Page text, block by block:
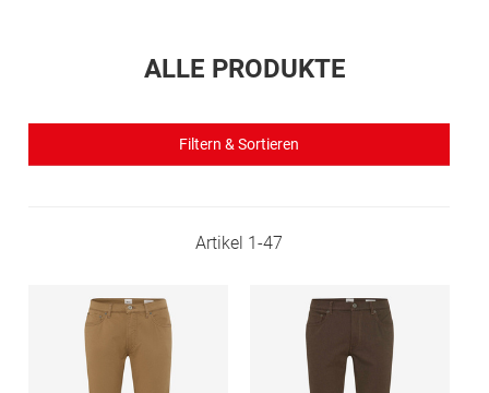
ALLE PRODUKTE
Filtern & Sortieren
Artikel 1-47